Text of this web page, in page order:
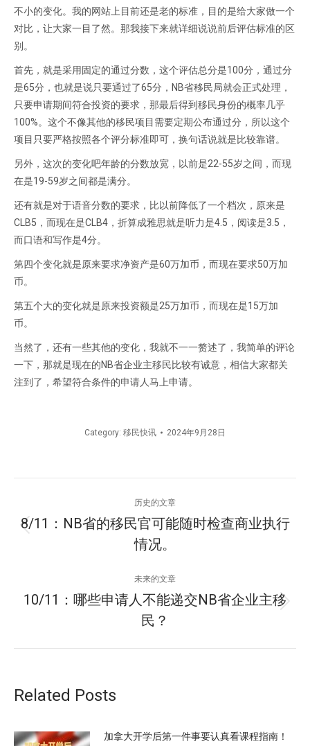
不小的变化。我的网站上目前还是老的标准，目的是给大家做一个
对比，让大家一目了然。那我接下来就详细说说前后评估标准的区
别。
首先，就是采用固定的通过分数，这个评估总分是100分，通过分
是65分，也就是说只要通过了65分，NB省移民局就会正式处理，
只要申请期间符合投资的要求，那最后得到移民身份的概率几乎
100%。这个不像其他的移民项目需要定期公布通过分，所以这个
项目只要严格按照各个评分标准即可，换句话说就是比较靠谱。
另外，这次的变化吧年龄的分数放宽，以前是22-55岁之间，而现
在是19-59岁之间都是满分。
还有就是对于语音分数的要求，比以前降低了一个档次，原来是
CLB5，而现在是CLB4，折算成雅思就是听力是4.5，阅读是3.5，
而口语和写作是4分。
第四个变化就是原来要求净资产是60万加币，而现在要求50万加
币。
第五个大的变化就是原来投资额是25万加币，而现在是15万加
币。
当然了，还有一些其他的变化，我就不一一赘述了，我简单的评论
一下，那就是现在的NB省企业主移民比较有诚意，相信大家都关
注到了，希望符合条件的申请人马上申请。
Category: 移民快讯 2024年9月28日
章
历史的文章
历
史
文
章：
8/11：NB省的移民官可能随时检查商业执行
情况。
未来的文章
未
来
10/11：哪些申请人不能递交NB省企业主移
民？
Related Posts
加拿大开学后第一件事要认真看课程指南！